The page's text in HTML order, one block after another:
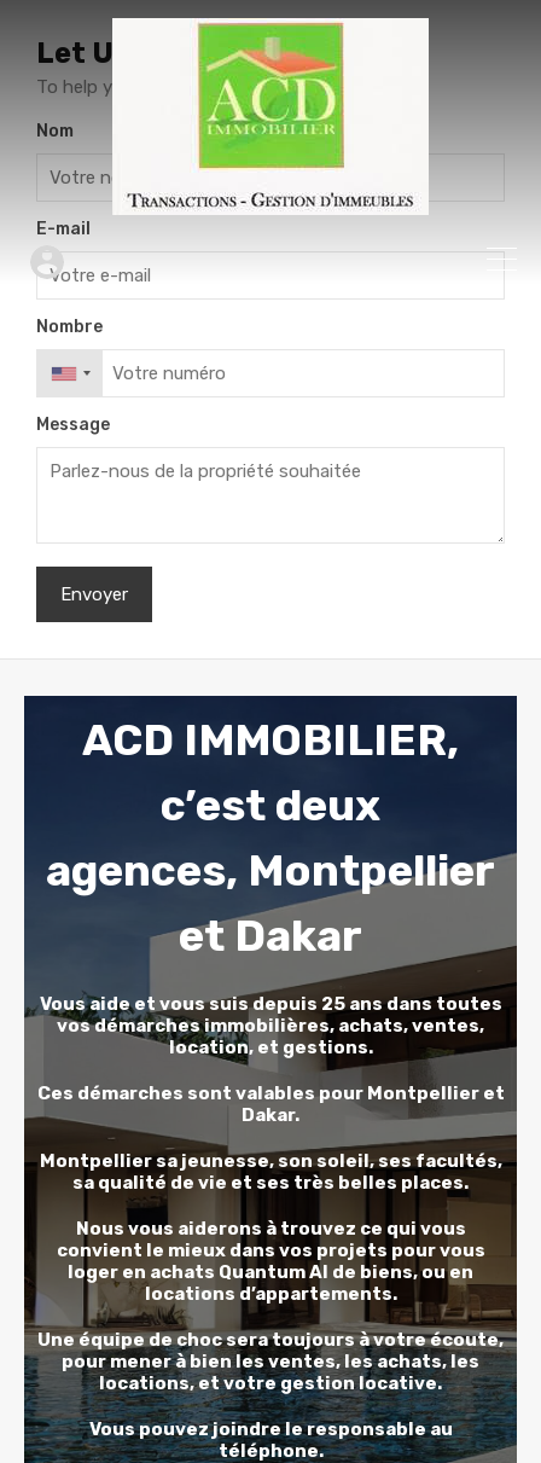
Let Us Call You!
To help you choose your property
Nom
E-mail
Nombre
Message
ACD IMMOBILIER,
c’est deux
agences, Montpellier
et Dakar
Vous aide et vous suis depuis 25 ans dans toutes
vos démarches immobilières, achats, ventes,
location, et gestions.
Ces démarches sont valables pour Montpellier et
Dakar.
Montpellier sa jeunesse, son soleil, ses facultés,
sa qualité de vie et ses très belles places.
Nous vous aiderons à trouvez ce qui vous
convient le mieux dans vos projets pour vous
loger en achats Quantum AI de biens, ou en
locations d’appartements.
Une équipe de choc sera toujours à votre écoute,
pour mener à bien les ventes, les achats, les
locations, et votre gestion locative.
Vous pouvez joindre le responsable au
téléphone.